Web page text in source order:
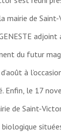
mairie de
du futur
à
Enfin, le 17
Saint-